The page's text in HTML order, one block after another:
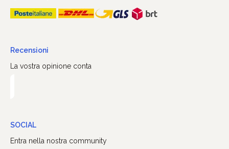
Recensioni
La vostra opinione conta
SOCIAL
Entra nella nostra community